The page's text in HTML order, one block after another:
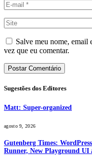
Salve meu nome, email
vez que eu comentar.
Sugestões dos Editores
Matt: Super-organized
agosto 9, 2026
Gutenberg Times:
Runner, New Playground